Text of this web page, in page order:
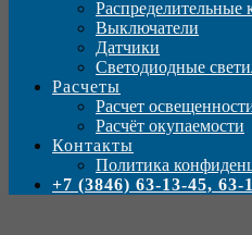
Распределительные
Выключатели
Датчики
Светодиодные
Расчеты
Расчет
Расчёт окупаемости
Контакты
Политика
+7 (3846) 63-13-45, 63-